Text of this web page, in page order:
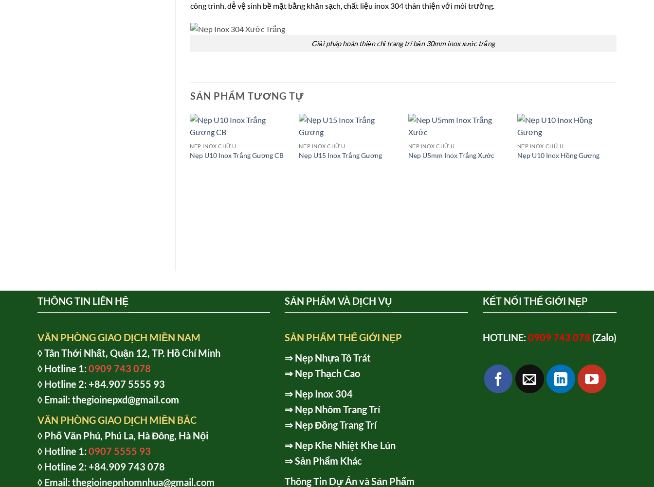
công trình, dễ vệ sinh bề mặt bằng khăn sạch, chất liệu inox 304 thân thiện với môi trường.
Giải pháp hoàn thiện chỉ trang trí bản 30mm inox xước trắng
SẢN PHẨM TƯƠNG TỰ
NẸP INOX CHỮ U
Nẹp U10 Inox Trắng Gương CB
NẸP INOX CHỮ U
Nẹp U15 Inox Trắng Gương
NẸP INOX CHỮ U
Nep U5mm Inox Trắng Xước
NẸP INOX CHỮ U
Nẹp U10 Inox Hồng Gương
THÔNG TIN LIÊN HỆ
VĂN PHÒNG GIAO DỊCH MIỀN NAM
◊ Tân Thới Nhất, Quận 12, TP. Hồ Chí Minh
◊ Hotline 1: 0909 743 078
◊ Hotline 2: +84.907 5555 93
◊ Email: thegioinepxd@gmail.com
VĂN PHÒNG GIAO DỊCH MIỀN BẮC
◊ Phố Văn Phú, Phú La, Hà Đông, Hà Nội
◊ Hotline 1: 0907 5555 93
◊ Hotline 2: +84.909 743 078
◊ Email: thegioinepnhomnhua@gmail.com
SẢN PHẨM VÀ DỊCH VỤ
SẢN PHẨM THẾ GIỚI NẸP
⇒ Nẹp Nhựa Tô Trát
⇒ Nẹp Thạch Cao
⇒ Nẹp Inox 304
⇒ Nẹp Nhôm Trang Trí
⇒ Nẹp Đồng Trang Trí
⇒ Nẹp Khe Nhiệt Khe Lún
⇒Sản Phẩm Khác
Thông Tin Dự Án và Sản Phẩm
KẾT NỐI THẾ GIỚI NẸP
HOTLINE: 0909 743 078 (Zalo)